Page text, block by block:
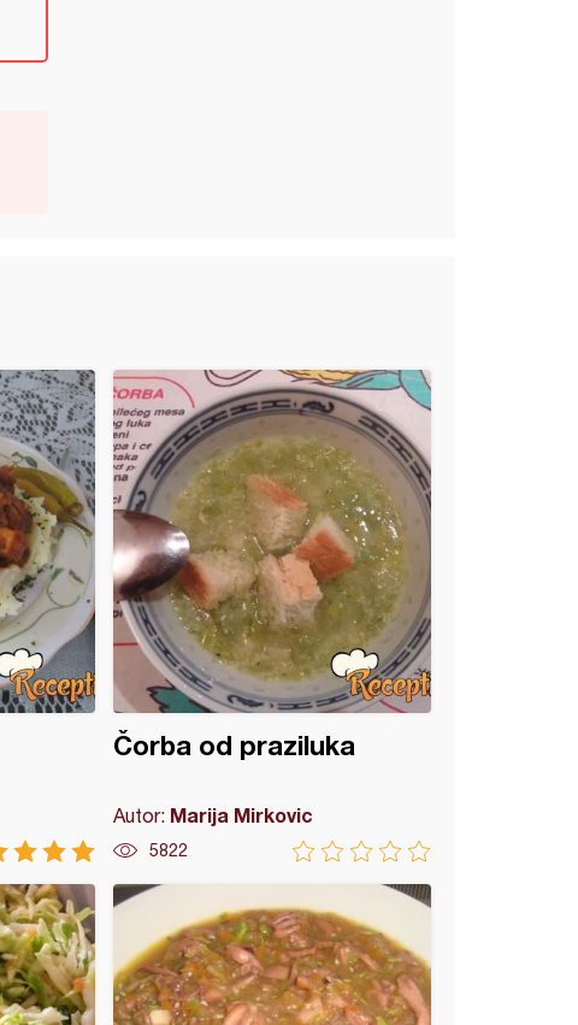
Čorba od praziluka
Autor: Marija Mirkovic
5822